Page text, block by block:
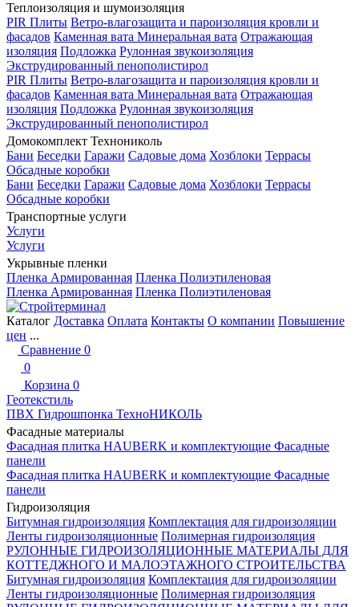
Теплоизоляция и шумоизоляция
PIR Плиты Ветро-влагозащита и пароизоляция кровли и
фасадов Каменная вата Минеральная вата Отражающая
изоляция Подложка Рулонная звукоизоляция
Экструдированный пенополистирол
PIR Плиты Ветро-влагозащита и пароизоляция кровли и
фасадов Каменная вата Минеральная вата Отражающая
изоляция Подложка Рулонная звукоизоляция
Экструдированный пенополистирол
Домокомплект Технониколь
Бани Беседки Гаражи Садовые дома Хозблоки Террасы
Обсадные коробки
Бани Беседки Гаражи Садовые дома Хозблоки Террасы
Обсадные коробки
Транспортные услуги
Услуги
Услуги
Укрывные пленки
Пленка Армированная Пленка Полиэтиленовая
Пленка Армированная Пленка Полиэтиленовая
Каталог Доставка Оплата Контакты О компании Повышение
цен ...
Сравнение 0
0
Корзина 0
Геотекстиль
ПВХ Гидрошпонка ТехноНИКОЛЬ
Фасадные материалы
Фасадная плитка HAUBERK и комплектующие Фасадные
панели
Фасадная плитка HAUBERK и комплектующие Фасадные
панели
Гидроизоляция
Битумная гидроизоляция Комплектация для гидроизоляции
Ленты гидроизоляционные Полимерная гидроизоляция
РУЛОННЫЕ ГИДРОИЗОЛЯЦИОННЫЕ МАТЕРИАЛЫ ДЛЯ
КОТТЕДЖНОГО И МАЛОЭТАЖНОГО СТРОИТЕЛЬСТВА
Битумная гидроизоляция Комплектация для гидроизоляции
Ленты гидроизоляционные Полимерная гидроизоляция